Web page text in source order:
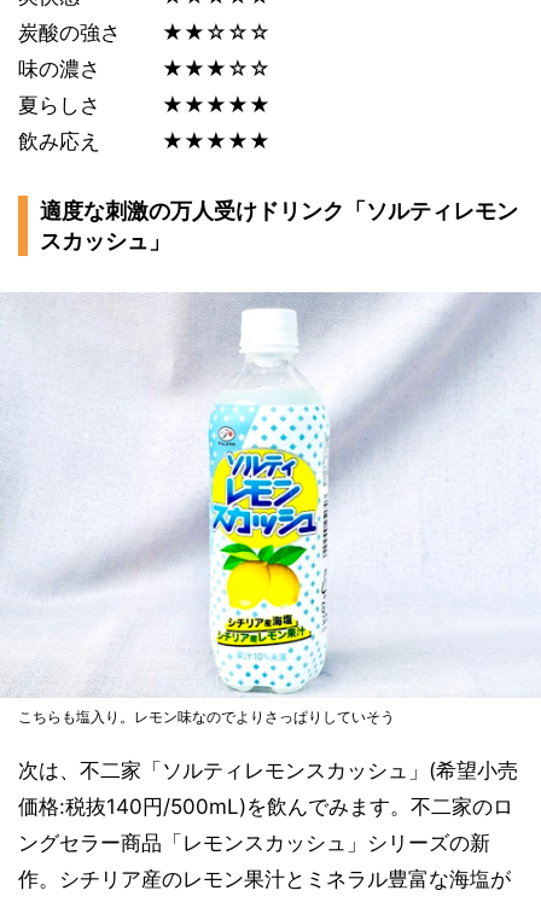
炭酸の強さ ★★☆☆☆
味の濃さ ★★★☆☆
夏らしさ ★★★★★
飲み応え ★★★★★
適度な刺激の万人受けドリンク「ソルティレモン
スカッシュ」
こちらも塩入り。レモン味なのでよりさっぱりしていそう
次は、不二家「ソルティレモンスカッシュ」(希望小売
価格:税抜140円/500mL)を飲んでみます。不二家のロ
ングセラー商品「レモンスカッシュ」シリーズの新
作。シチリア産のレモン果汁とミネラル豊富な海塩が